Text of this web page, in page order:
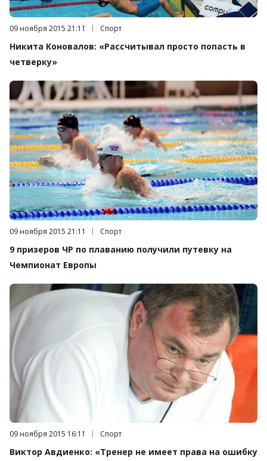
Дата публикации:
09 ноября 2015 21:11 Категория:
Спорт
Никита Коновалов: «Рассчитывал просто попасть в
четверку»
Дата публикации:
09 ноября 2015 21:11 Категория:
Спорт
9 призеров ЧР по плаванию получили путевку на
Чемпионат Европы
Дата публикации:
09 ноября 2015 16:11 Категория:
Спорт
Виктор Авдиенко: «Тренер не имеет права на ошибку